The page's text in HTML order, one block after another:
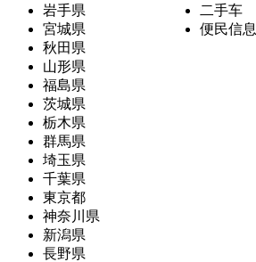
岩手県
宮城県
秋田県
山形県
福島県
茨城県
栃木県
群馬県
埼玉県
千葉県
東京都
神奈川県
新潟県
長野県
二手车
便民信息